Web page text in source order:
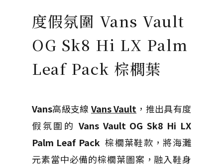
度假氛圍 Vans Vault
OG Sk8 Hi LX Palm
Leaf Pack 棕櫚葉
Vans高級支線 Vans Vault ，推出具有度
假氛圍的 Vans Vault OG Sk8 Hi LX
Palm Leaf Pack 棕櫚葉鞋款，將海灘
元素當中必備的棕櫚葉圖案，融入鞋身